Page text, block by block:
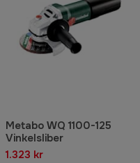
Metabo WQ 1100-125
Vinkelsliber
1.323 kr